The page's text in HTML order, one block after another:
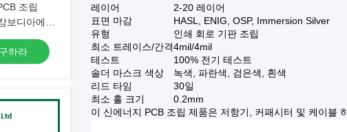
조립
보디아에서
하라
레이어
2-20 레이어
표면 마감
HASL, ENIG, OSP, Immersion Silver
유형
인쇄 회로 기판 조립
최소 트레이스/간격4mil/4mil
테스트
100% 전기 테스트
솔더 마스크 색상
녹색, 파란색, 검은색, 흰색
리드 타임
30일
최소 홀 크기
0.2mm
이 신에너지 PCB 조립 제품은 저항기, 커패시터 및 케이블